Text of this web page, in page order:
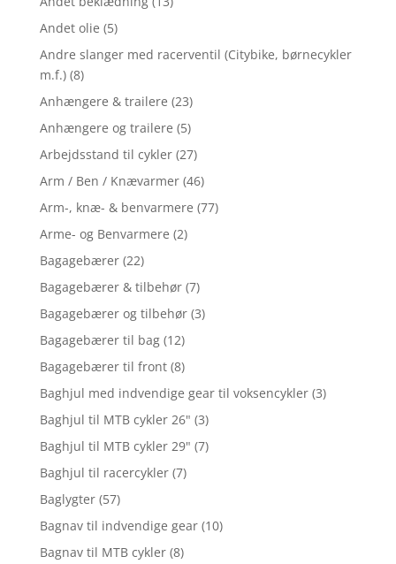
Andet olie (5)
Andre slanger med racerventil (Citybike, børnecykler
m.f.) (8)
Anhængere & trailere (23)
Anhængere og trailere (5)
Arbejdsstand til cykler (27)
Arm / Ben / Knævarmer (46)
Arm-, knæ- & benvarmere (77)
Arme- og Benvarmere (2)
Bagagebærer (22)
Bagagebærer & tilbehør (7)
Bagagebærer og tilbehør (3)
Bagagebærer til bag (12)
Bagagebærer til front (8)
Baghjul med indvendige gear til voksencykler (3)
Baghjul til MTB cykler 26" (3)
Baghjul til MTB cykler 29" (7)
Baghjul til racercykler (7)
Baglygter (57)
Bagnav til indvendige gear (10)
Bagnav til MTB cykler (8)